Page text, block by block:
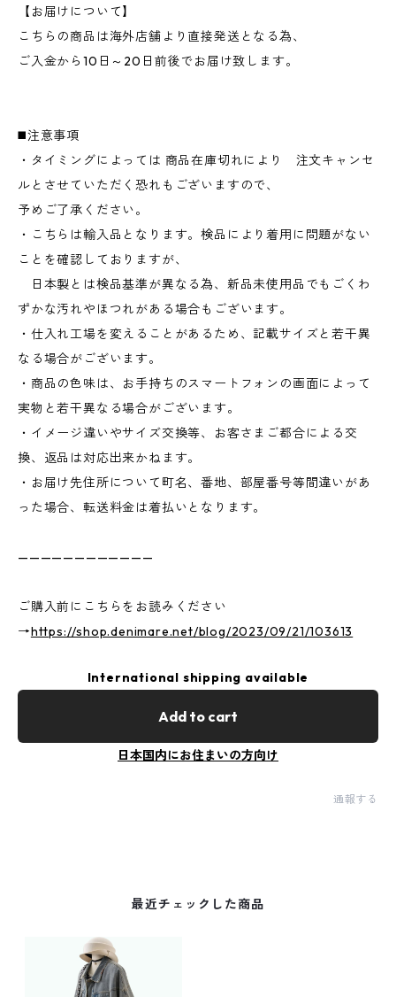
【お届けについて】
こちらの商品は海外店舗より直接発送となる為、
ご入金から10日～20日前後でお届け致します。
◼️注意事項
・タイミングによっては 商品在庫切れにより 注文キャンセ
ルとさせていただく恐れもございますので、
予めご了承ください。
・こちらは輸入品となります。検品により着用に問題がない
ことを確認しておりますが、
日本製とは検品基準が異なる為、新品未使用品でもごくわ
ずかな汚れやほつれがある場合もございます。
・仕入れ工場を変えることがあるため、記載サイズと若干異
なる場合がございます。
・商品の色味は、お手持ちのスマートフォンの画面によって
実物と若干異なる場合がございます。
・イメージ違いやサイズ交換等、お客さまご都合による交
換、返品は対応出来かねます。
・お届け先住所について町名、番地、部屋番号等間違いがあ
った場合、転送料金は着払いとなります。
————————————
ご購入前にこちらをお読みください
→https://shop.denimare.net/blog/2023/09/21/103613
International shipping available
Add to cart
日本国内にお住まいの方向け
通報する
最近チェックした商品